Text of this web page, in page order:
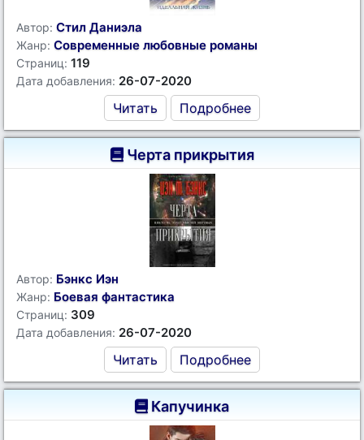
Автор: Стил Даниэла
Жанр: Современные любовные романы
Страниц: 119
Дата добавления: 26-07-2020
Читать Подробнее
Черта прикрытия
Автор: Бэнкс Иэн
Жанр: Боевая фантастика
Страниц: 309
Дата добавления: 26-07-2020
Читать Подробнее
Капучинка